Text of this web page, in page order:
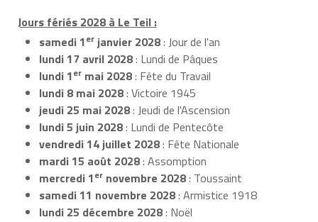
Jours fériés 2028 à Le Teil :
samedi 1er janvier 2028: Jour de l'an
lundi 17 avril 2028: Lundi de Pâques
lundi 1er mai 2028: Fête du Travail
lundi 8 mai 2028: Victoire 1945
jeudi 25 mai 2028: Jeudi de l'Ascension
lundi 5 juin 2028: Lundi de Pentecôte
vendredi 14 juillet 2028: Fête Nationale
mardi 15 août 2028: Assomption
mercredi 1er novembre 2028: Toussaint
samedi 11 novembre 2028: Armistice 1918
lundi 25 décembre 2028: Noël